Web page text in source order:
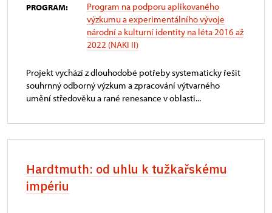
PROGRAM:
Program na podporu aplikovaného
výzkumu a experimentálního vývoje
národní a kulturní identity na léta 2016 až
2022 (NAKI II)
Projekt vychází z dlouhodobé potřeby systematicky řešit
souhrnný odborný výzkum a zpracování výtvarného
umění středověku a rané renesance v oblasti...
Hardtmuth: od uhlu k tužkařskému
impériu